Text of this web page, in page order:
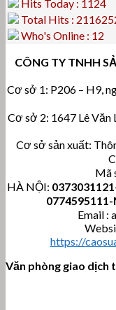
Hits Today : 1124
Total Hits :
Who's Online : 12
CÔNG TY TNHH
Cơ sở 1: P206 – H9,
Cơ sở 2: 1647 Lê Văn
Cơ sở sản xuất:
Mã
HÀ NỘI: 0373031121
0774595111-
Email :
https://
Văn phòng giao dịch